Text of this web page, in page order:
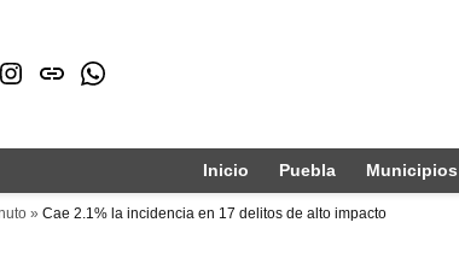
Instagram
issuuWhatsapp
Inicio Puebla Municipios
» Cae 2.1% la incidencia en 17 delitos de alto impacto